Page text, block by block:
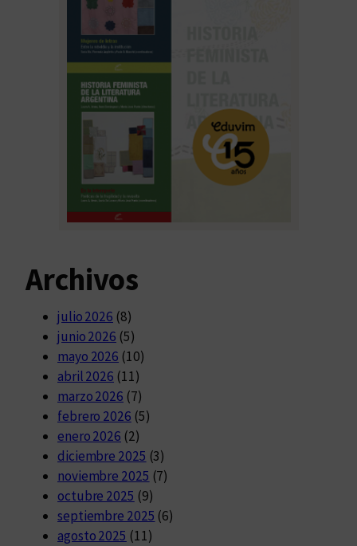
Archivos
julio 2026 (8)
junio 2026 (5)
mayo 2026 (10)
abril 2026 (11)
marzo 2026 (7)
febrero 2026 (5)
enero 2026 (2)
diciembre 2025 (3)
noviembre 2025 (7)
octubre 2025 (9)
septiembre 2025 (6)
agosto 2025 (11)